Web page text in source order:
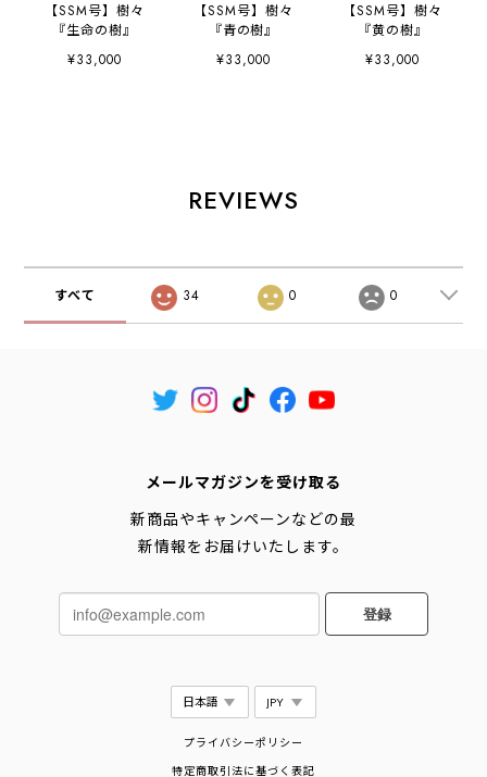
【SSM号】樹々
『生命の樹』
¥33,000
【SSM号】樹々
『青の樹』
¥33,000
【SSM号】樹々
『黄の樹』
¥33,000
REVIEWS
すべて 34 0 0
メールマガジンを受け取る
新商品やキャンペーンなどの最
新情報をお届けいたします。
登録
プライバシーポリシー
特定商取引法に基づく表記